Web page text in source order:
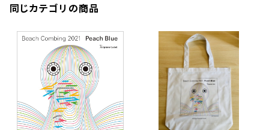
同じカテゴリの商品